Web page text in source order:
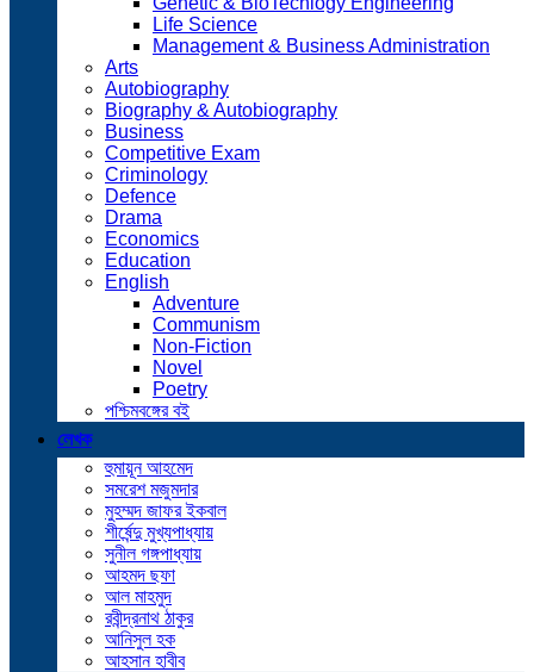
Life Science
Management & Business Administration
Arts
Autobiography
Biography & Autobiography
Business
Competitive Exam
Criminology
Defence
Drama
Economics
Education
English
Adventure
Communism
Non-Fiction
Novel
Poetry
পশ্চিমবঙ্গের বই
লেখক
হুমায়ূন আহমেদ
সমরেশ মজুমদার
মুহম্মদ জাফর ইকবাল
শীর্ষেন্দু মুখ্যপাধ্যায়
সুনীল গঙ্গপাধ্যায়
আহমদ ছফা
আল মাহমুদ
রবীন্দ্রনাথ ঠাকুর
আনিসুল হক
আহসান হাবীব